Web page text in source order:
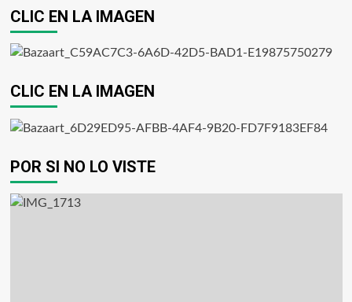
CLIC EN LA IMAGEN
CLIC EN LA IMAGEN
POR SI NO LO VISTE